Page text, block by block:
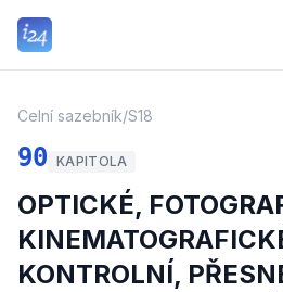
Celní sazebník/S18
90 KAPITOLA
OPTICKÉ,
KONTROLNÍ,